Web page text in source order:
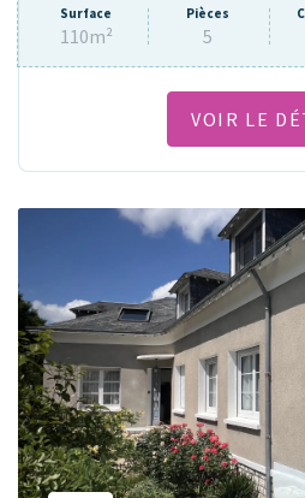
Surface
110m²
Pièces
5
VOIR LE